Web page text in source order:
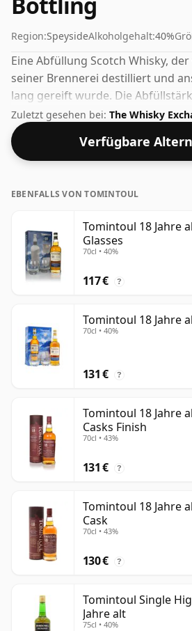
Region:SpeysideAlkoholgehalt:40%
Eine Abfüllung Scotch Whisky,
seiner Brennerei destilliert und
lang gereift wurde. Die
liegt bei 40 %, was am unteren
liegt. Obwohl heutzutage viele
drängen, dass die Hersteller den
auf 43 % oder 46 %
Zuletzt gesehen bei: The Whisky
Verfügbare
EBENFALLS VON TOMINTOUL
Tomintoul 18 Jahre
Glasses
70cl • 40%
117 € ?
Tomintoul 18 Jahre
70cl • 40%
131 € ?
Tomintoul 18 Jahre
Casks Finish
70cl • 43%
131 € ?
Tomintoul 18 Jahre
Cask
70cl • 43%
130 € ?
Tomintoul Single
Jahre alt
75cl • 40%